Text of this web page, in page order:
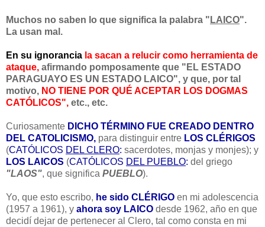
Muchos no saben lo que significa la palabra " LAICO".
La usan mal.
En su ignorancia la sacan a relucir como herramienta de
ataque, afirmando pomposamente que "EL ESTADO
PARAGUAYO ES UN ESTADO LAICO", y que, por tal
motivo, NO TIENE POR QUÉ ACEPTAR LOS DOGMAS
CATÓLICOS", etc., etc.
Curiosamente DICHO TÉRMINO FUE CREADO DENTRO
DEL CATOLICISMO, para distinguir entre LOS CLÉRIGOS
(CATÓLICOS DEL CLERO: sacerdotes, monjas y monjes); y
LOS LAICOS (CATÓLICOS DEL PUEBLO: del griego
"LAOS", que significa PUEBLO).
Yo, que esto escribo, he sido CLÉRIGO en mi adolescencia
(1957 a 1961), y ahora soy LAICO desde 1962, año en que
decidí dejar de pertenecer al Clero, tal como consta en mi